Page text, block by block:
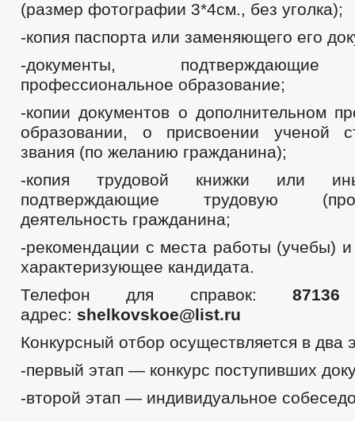
(размер фотографии 3*4см., без уголка);
-копия паспорта или заменяющего его
-документы, подтверждающие
профессиональное образование;
-копии документов о дополнительном
образовании, о присвоении ученой
звания (по желанию гражданина);
-копия трудовой книжки или
подтверждающие трудовую
деятельность гражданина;
-рекомендации с места работы (учебы)
характеризующее кандидата.
Телефон для справок:
адрес: shelkovskoe@list.ru
Конкурсный отбор осуществляется в два
-первый этап — конкурс поступивших
-второй этап — индивидуальное